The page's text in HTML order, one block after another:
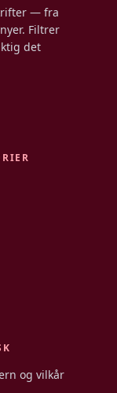
— fra
Filtrer
det
og vilkår